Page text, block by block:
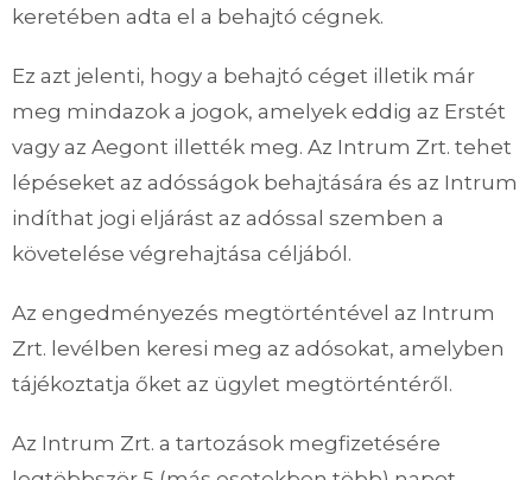
keretében adta el a behajtó cégnek.
Ez azt jelenti, hogy a behajtó céget illetik már
meg mindazok a jogok, amelyek eddig az Erstét
vagy az Aegont illették meg. Az Intrum Zrt. tehet
lépéseket az adósságok behajtására és az Intrum
indíthat jogi eljárást az adóssal szemben a
követelése végrehajtása céljából.
Az engedményezés megtörténtével az Intrum
Zrt. levélben keresi meg az adósokat, amelyben
tájékoztatja őket az ügylet megtörténtéről.
Az Intrum Zrt. a tartozások megfizetésére